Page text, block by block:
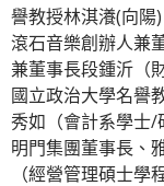
譽教授林淇瀁(向陽)
滾石音樂創辦人兼
兼董事長段鍾沂（
國立政治大學名譽
秀如（會計系學士/
明門集團董事長、
（經營管理碩士學程